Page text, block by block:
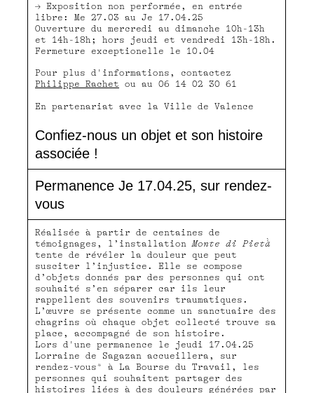
Exposition non performée, en entrée
libre: Me 27.03 au Je 17.04.25
Ouverture du mercredi au dimanche 10h-13h
et 14h-18h; hors jeudi et vendredi 13h-18h.
Fermeture exceptionelle le 10.04
Pour plus d'informations, contactez
Philippe Rachet ou au 06 14 02 30 61
En partenariat avec la Ville de Valence
Confiez-nous un objet et son histoire
associée !
Permanence Je 17.04.25, sur rendez-
vous
Réalisée à partir de centaines de
témoignages, l’installationMonte di Pietà̀
tente de révéler la douleur que peut
susciter l’injustice. Elle se compose
d’objets donnés par des personnes qui ont
souhaité s’en séparer car ils leur
rappellent des souvenirs traumatiques.
L’œuvre se présente comme un sanctuaire des
chagrins où chaque objet collecté trouve sa
place, accompagné de son histoire.
Lors d'une permanence le jeudi 17.04.25
Lorraine de Sagazan accueillera, sur
rendez-vous* à La Bourse du Travail, les
personnes qui souhaitent partager des
histoires liées à des douleurs générées par